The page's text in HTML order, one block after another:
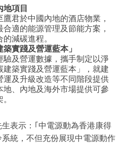
地項目
君於中國內地的酒店物業，
適的能源管理及節能方案，
減碳進程。
實踐及營運藍本」
及營運數據，攜手制定以淨
築實踐及營運藍本」，就建
及升級改造等不同階段提供
、內地及海外市場提供可參
表示：｢中電源動為香港康得
統，不但充份展現中電源動作